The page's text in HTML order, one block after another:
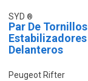
SYD
Par De Tornillos
Estabilizadores
Delanteros
Peugeot Rifter